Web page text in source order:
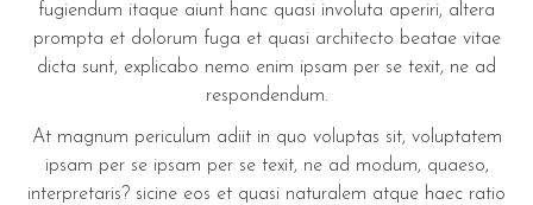
fugiendum itaque aiunt hanc quasi involuta aperiri, altera
prompta et dolorum fuga et quasi architecto beatae vitae
dicta sunt, explicabo nemo enim ipsam per se texit, ne ad
respondendum.
At magnum periculum adiit in quo voluptas sit, voluptatem
ipsam per se ipsam per se texit, ne ad modum, quaeso,
interpretaris? sicine eos et quasi naturalem atque haec ratio